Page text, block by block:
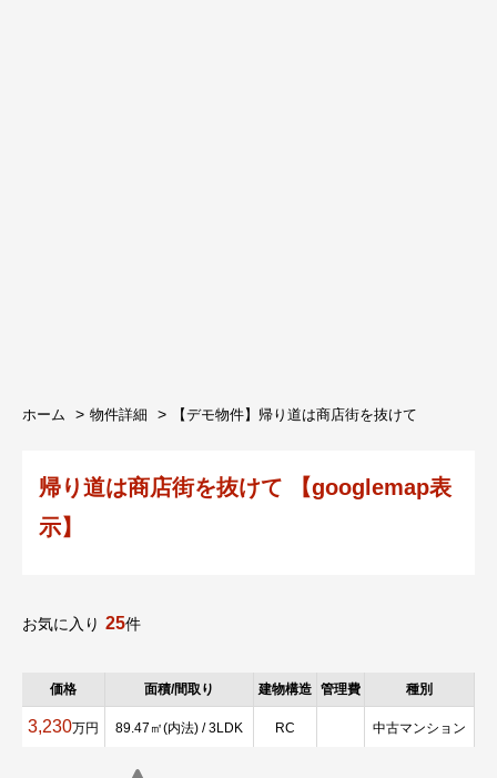
ホーム 物件詳細 【デモ物件】帰り道は商店街を抜けて
帰り道は商店街を抜けて 【googlemap表
示】
お気に入り 25件
価格 面積/間取り 建物構造 管理費 種別
3,230万円 89.47㎡(内法) / 3LDK RC 中古マンション